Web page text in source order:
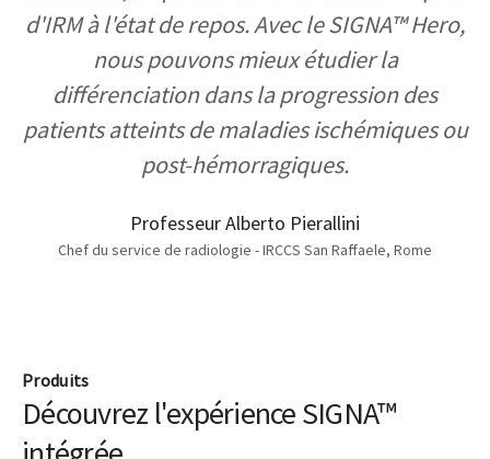
Témoignages
Nos activités de recherche ont bénéficié des
capacités du SIGNA™ Hero. Notre institut est
dédié à la recherche en réadaptation
neuromotrice et à l'étude de la plasticité
différenciation dans la progression des
patients atteints de maladies ischémiques ou